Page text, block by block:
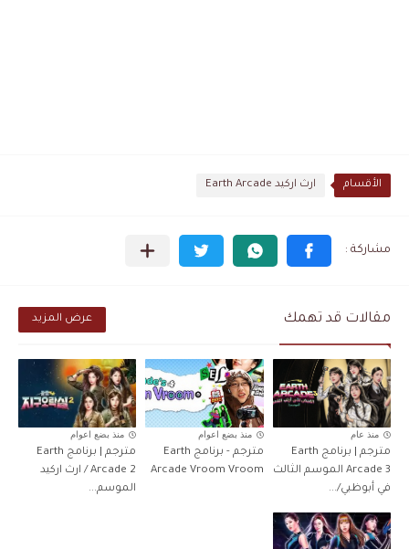
الأقسام ارث اركيد Earth Arcade
مقالات قد تهمك عرض المزيد
منذ عام
مترجم | برنامج Earth
Arcade 3 الموسم الثالث
في أبوظبي/...
منذ بضع اعوام
مترجم - برنامج Earth
Arcade Vroom Vroom
منذ بضع اعوام
مترجم | برنامج Earth
Arcade 2 / ارث اركيد
الموسم...